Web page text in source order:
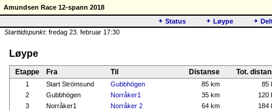
Amundsen Race 12-spann 2018
Status
Løype
Starttidspunkt: fredag 23. februar 17:30
Løype
Etappe Fra Til Distanse Tot.
1 Start Strömsund Gubbhögen 85 km
85
2
Gubbhögen Norråker1 35 km
120
3
Norråker1 Norråker 2 64 km
184